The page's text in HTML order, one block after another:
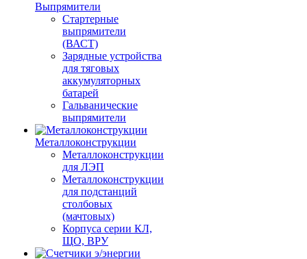
Выпрямители
Стартерные
выпрямители
(ВАСТ)
Зарядные устройства
для тяговых
аккумуляторных
батарей
Гальванические
выпрямители
Металлоконструкции
Металлоконструкции
для ЛЭП
Металлоконструкции
для подстанций
столбовых
(мачтовых)
Корпуса серии КЛ,
ЩО, ВРУ